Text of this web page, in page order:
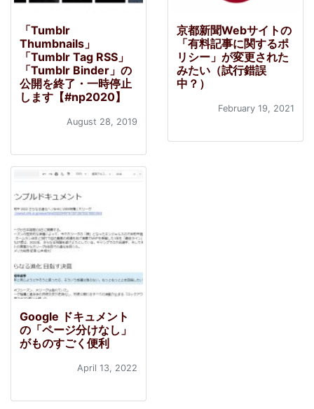
「Tumblr
Thumbnails」
「Tumblr Tag RSS」
「Tumblr Binder」の
公開を終了・一時停止
します【#np2020】
August 28, 2019
京都新聞Webサイトの
「有料記事に関するポ
リシー」が変更された
みたい（試行錯誤
中？）
February 19, 2021
Google ドキュメント
の「ページ分けなし」
がものすごく便利
April 13, 2022